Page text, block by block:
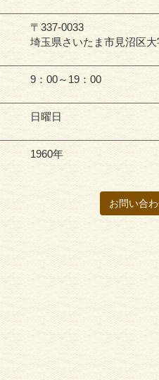
〒337-0033
埼玉県さいたま市見沼区
9：00～19：00
日曜日
1960年
お問い合